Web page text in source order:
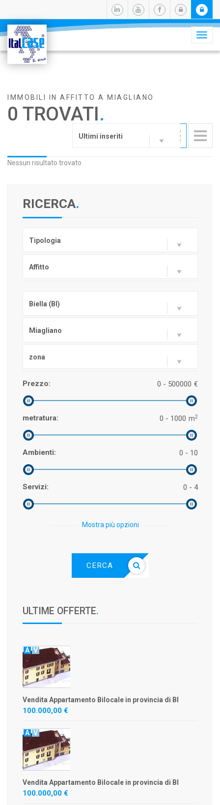
IMMOBILI IN AFFITTO A MIAGLIANO
0 TROVATI.
Ultimi inseriti
Nessun risultato trovato
RICERCA.
Tipologia
Affitto
Biella (BI)
Miagliano
zona
Prezzo: €
0 - 500000
metratura: m2
0 - 1000
Ambienti: 0 - 10
Servizi: 0 - 4
Mostra più opzioni
CERCA
ULTIME OFFERTE.
A V
Vendita Appartamento Bilocale in provincia di BI
100.000,00 €
A V
Vendita Appartamento Bilocale in provincia di BI
100.000,00 €